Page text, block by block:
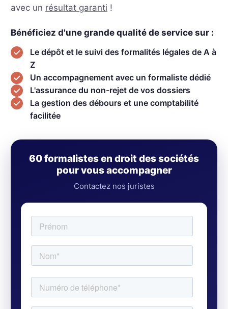
avec un résultat garanti !
Bénéficiez d'une grande qualité de service sur :
Le dépôt et le suivi des formalités légales de A à
Z
Un accompagnement avec un formaliste dédié
L'assurance du non-rejet de vos dossiers
La gestion des débours et une comptabilité
facilitée
60 formalistes en droit des sociétés
pour vous accompagner
Contactez nos juristes